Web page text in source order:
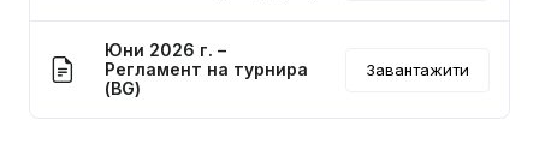
Юни 2026 г. –
Регламент на турнира
(BG)
Завантажити